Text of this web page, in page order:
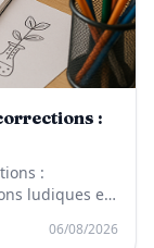
:
:
ludiques en
06/08/2026